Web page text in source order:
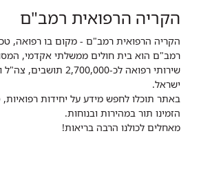
הקריה הרפואית רמב"ם
הקריה הרפואית רמב"ם - מקום בו רפואה,
ישראל.
באתר תוכלו לחפש מידע על יחידות
הזמינו תור במהירות ובנוחות.
מאחלים לכולנו הרבה בריאות!